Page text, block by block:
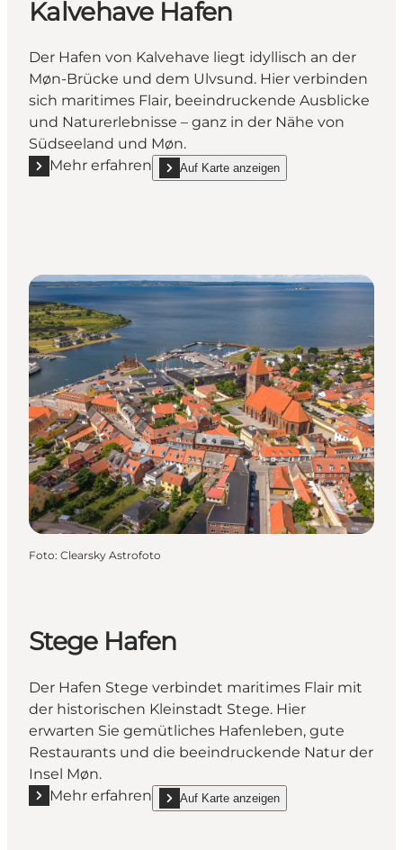
Kalvehave Hafen
Der Hafen von Kalvehave liegt idyllisch an der
Møn-Brücke und dem Ulvsund. Hier verbinden
sich maritimes Flair, beeindruckende Ausblicke
und Naturerlebnisse – ganz in der Nähe von
Südseeland und Møn.
Mehr erfahren
Mehr erfahren "Kalvehave Hafen"
Auf Karte anzeigen
show Kalvehave Hafen on_map
Foto: Clearsky Astrofoto
Stege Hafen
Der Hafen Stege verbindet maritimes Flair mit
der historischen Kleinstadt Stege. Hier
erwarten Sie gemütliches Hafenleben, gute
Restaurants und die beeindruckende Natur der
Insel Møn.
Mehr erfahren
Mehr erfahren "Stege Hafen"
Auf Karte anzeigen
show Stege Hafen on_map